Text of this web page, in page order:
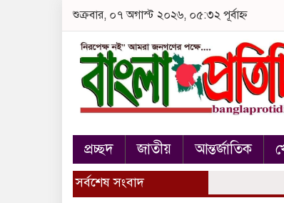
শুক্রবার, ০৭ অগাস্ট ২০২৬, ০৫:৩২ পূর্বাহ্ন
প্রচ্ছদ জাতীয় আন্তর্জাতিক
সর্বশেষ সংবাদ